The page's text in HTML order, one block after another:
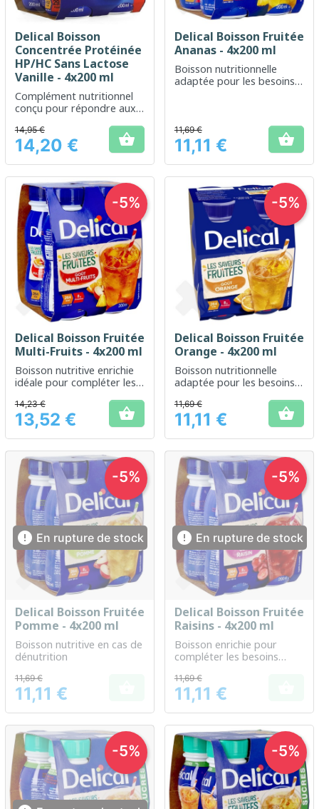
Delical Boisson
Concentrée Protéinée
HP/HC Sans Lactose
Vanille - 4x200 ml
Complément nutritionnel
conçu pour répondre aux
nutritionnels accrus.
Prix
14,95 €
14,20 € 
Delical Boisson Fruitée
Ananas - 4x200 ml
Boisson nutritionnelle
adaptée pour les besoins
Prix
11,69 €
11,11 € 
Delical Boisson Fruitée
Multi-Fruits - 4x200 ml
Boisson nutritive enrichie
idéale pour compléter les
quotidiens.
Prix
14,23 €
13,52 € 
-5%
Delical Boisson Fruitée
Orange - 4x200 ml
Boisson nutritionnelle
adaptée pour les besoins
Prix
11,69 €
11,11 € 
-5%
 En rupture de stock
Delical Boisson Fruitée
Pomme - 4x200 ml
Boisson nutritive en cas de
dénutrition
Prix
11,69 €
11,11 €
-5%
 En rupture de stock
Delical Boisson Fruitée
Raisins - 4x200 ml
Boisson enrichie pour
compléter les besoins
Prix
11,69 €
11,11 €
-5%
-5% -5%